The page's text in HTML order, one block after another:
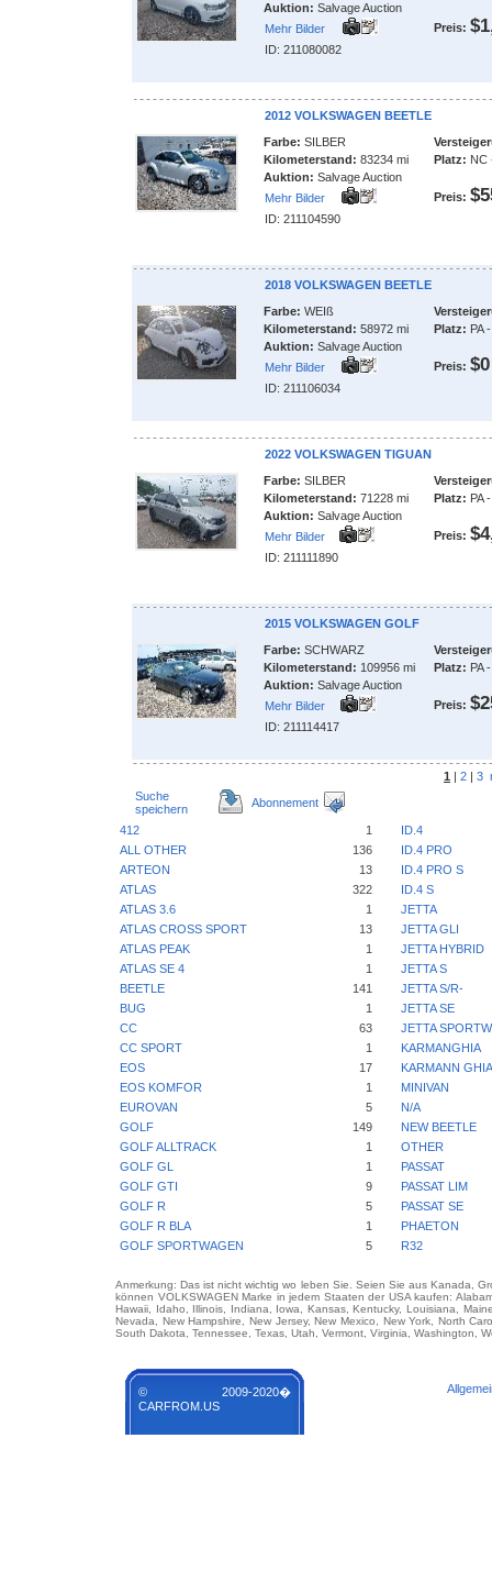
Auktion: Salvage Auction
Mehr Bilder
ID: 211080082
Preis:
2012 VOLKSWAGEN BEETLE
Farbe: SILBER
Kilometerstand: 83234 mi
Auktion: Salvage Auction
Mehr Bilder
ID: 211104590
Platz: NC
Preis:
2018 VOLKSWAGEN BEETLE
Farbe: WEIß
Kilometerstand: 58972 mi
Auktion: Salvage Auction
Mehr Bilder
ID: 211106034
Platz: PA
Preis: $0
2022 VOLKSWAGEN TIGUAN
Farbe: SILBER
Kilometerstand: 71228 mi
Auktion: Salvage Auction
Mehr Bilder
ID: 211111890
Platz: PA
Preis:
2015 VOLKSWAGEN GOLF
Farbe: SCHWARZ
Kilometerstand: 109956 mi
Auktion: Salvage Auction
Mehr Bilder
ID: 211114417
Platz: PA
Preis:
1 | 2 | 3
Suche
speichern
Abonnement
412 1
ID.4
ALL OTHER
136
ID.4 PRO
ARTEON
13
ID.4 PRO S
ATLAS
322
ID.4 S
ATLAS 3.6
1
JETTA
ATLAS CROSS SPORT
13
JETTA GLI
ATLAS PEAK
1
JETTA HYBRID
ATLAS SE 4
1
JETTA S
BEETLE
141
JETTA S/R-
BUG
1
JETTA SE
CC
63
JETTA
CC SPORT
1
KARMANGHIA
EOS
17
KARMANN GHIA
EOS KOMFOR
1
MINIVAN
EUROVAN
5
N/A
GOLF
149
NEW BEETLE
GOLF ALLTRACK
1
OTHER
GOLF GL
1
PASSAT
GOLF GTI
9
PASSAT LIM
GOLF R
5
PASSAT SE
GOLF R BLA
1
PHAETON
GOLF SPORTWAGEN
5 R32
Anmerkung: Das ist nicht wichtig wo leben Sie. Seien Sie aus Kanada,
können VOLKSWAGEN Marke in jedem Staaten der USA kaufen:
Hawaii, Idaho, Illinois, Indiana, Iowa, Kansas, Kentucky, Louisiana,
Nevada, New Hampshire, New Jersey, New Mexico, New York, North
South Dakota, Tennessee, Texas, Utah, Vermont, Virginia, Washington,
© 2009-2020�
CARFROM.US